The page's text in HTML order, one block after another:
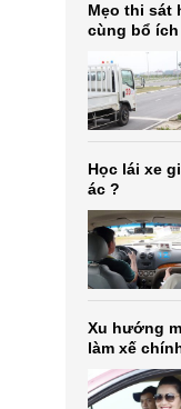
Mẹo thi sát
cùng bổ ích
Học lái xe
ác ?
Xu hướng
làm xế